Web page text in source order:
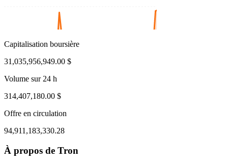
31, 08:04 PM
Capitalisation boursière
31,035,956,949.00 $
Volume sur 24 h
314,407,180.00 $
Offre en circulation
94,911,183,330.28
À propos de Tron